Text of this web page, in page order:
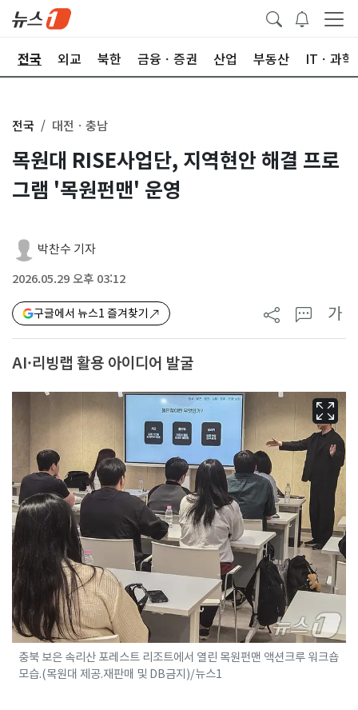
전국 외교 북한 금융ㆍ증권 산업 부동산 ITㆍ과학
전국 대전ㆍ충남
목원대 RISE사업단, 지역현안 해결 프로
그램 '목원펀맨' 운영
박찬수 기자
2026.05.29 오후 03:12
구글에서 뉴스1 즐겨찾기 가
AI·리빙랩 활용 아이디어 발굴
충북 보은 속리산 포레스트 리조트에서 열린 목원펀맨 액션크루 워크숍
모습.(목원대 제공.재판매 및 DB금지)/뉴스1